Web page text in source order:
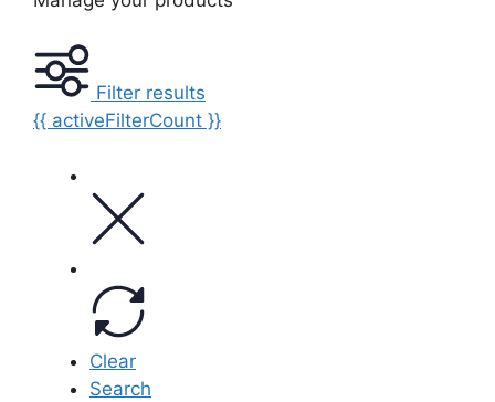
Filter results
{{ activeFilterCount }}
Clear
Search